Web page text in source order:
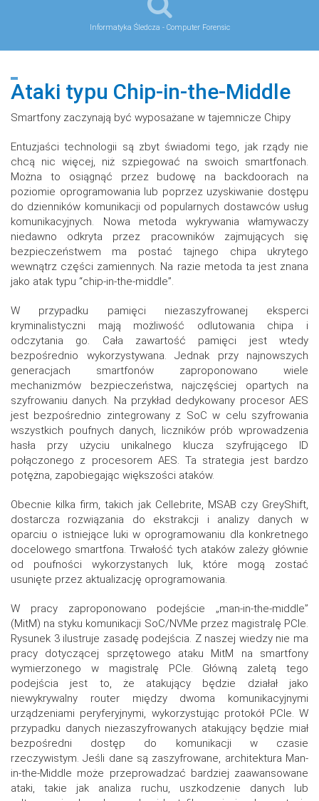
Informatyka Śledcza - Computer Forensic
Ataki typu Chip-in-the-Middle
Smartfony zaczynają być wyposażane w tajemnicze Chipy
Entuzjaści technologii są zbyt świadomi tego, jak rządy nie
chcą nic więcej, niż szpiegować na swoich smartfonach.
Można to osiągnąć przez budowę na backdoorach na
poziomie oprogramowania lub poprzez uzyskiwanie dostępu
do dzienników komunikacji od popularnych dostawców usług
komunikacyjnych. Nowa metoda wykrywania włamywaczy
niedawno odkryta przez pracowników zajmujących się
bezpieczeństwem ma postać tajnego chipa ukrytego
wewnątrz części zamiennych. Na razie metoda ta jest znana
jako atak typu “chip-in-the-middle”.
W przypadku pamięci niezaszyfrowanej eksperci
kryminalistyczni mają możliwość odlutowania chipa i
odczytania go. Cała zawartość pamięci jest wtedy
bezpośrednio wykorzystywana. Jednak przy najnowszych
generacjach smartfonów zaproponowano wiele
mechanizmów bezpieczeństwa, najczęściej opartych na
szyfrowaniu danych. Na przykład dedykowany procesor AES
jest bezpośrednio zintegrowany z SoC w celu szyfrowania
wszystkich poufnych danych, liczników prób wprowadzenia
hasła przy użyciu unikalnego klucza szyfrującego ID
połączonego z procesorem AES. Ta strategia jest bardzo
potężna, zapobiegając większości ataków.
Obecnie kilka firm, takich jak Cellebrite, MSAB czy GreyShift,
dostarcza rozwiązania do ekstrakcji i analizy danych w
oparciu o istniejące luki w oprogramowaniu dla konkretnego
docelowego smartfona. Trwałość tych ataków zależy głównie
od poufności wykorzystanych luk, które mogą zostać
usunięte przez aktualizację oprogramowania.
W pracy zaproponowano podejście „man-in-the-middle”
(MitM) na styku komunikacji SoC/NVMe przez magistralę PCIe.
Rysunek 3 ilustruje zasadę podejścia. Z naszej wiedzy nie ma
pracy dotyczącej sprzętowego ataku MitM na smartfony
wymierzonego w magistralę PCIe. Główną zaletą tego
podejścia jest to, że atakujący będzie działał jako
niewykrywalny router między dwoma komunikacyjnymi
urządzeniami peryferyjnymi, wykorzystując protokół PCIe. W
przypadku danych niezaszyfrowanych atakujący będzie miał
bezpośredni dostęp do komunikacji w czasie
rzeczywistym. Jeśli dane są zaszyfrowane, architektura Man-
in-the-Middle może przeprowadzać bardziej zaawansowane
ataki, takie jak analiza ruchu, uszkodzenie danych lub